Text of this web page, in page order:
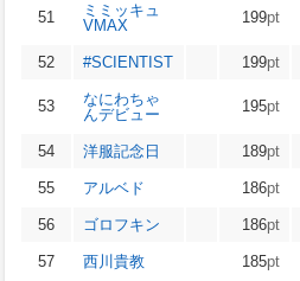
51
ミミッキュ
VMAX
199pt
52 #SCIENTIST 199pt
53
なにわちゃ
んデビュー
195pt
54 洋服記念日 189pt
55 アルベド 186pt
56 ゴロフキン 186pt
57 西川貴教 185pt